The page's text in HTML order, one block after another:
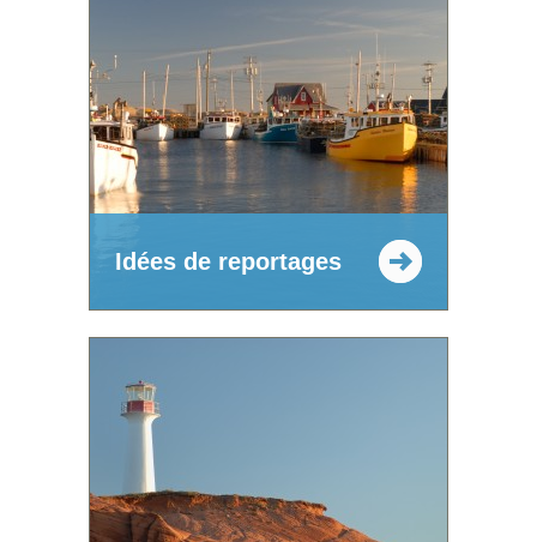
Idées de reportages